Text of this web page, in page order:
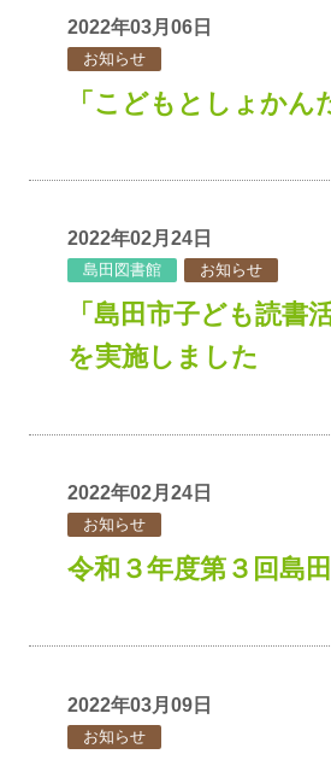
2022年03月06日
お知らせ
「こどもとしょか
2022年02月24日
島田図書館 お知らせ
「島田市子ども読書
を実施しました
2022年02月24日
お知らせ
令和３年度第３回島
2022年03月09日
お知らせ